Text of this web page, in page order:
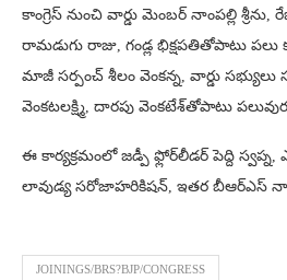
కాంగ్రెస్‌ నుంచి వార్డు మెంబర్‌ నాంపల్లి శ్రీను,
రామడుగు రాజు, గండ్ల భిక్షపతితోపాటు పలు
మాజీ సర్పంచ్‌ శీలం వెంకన్న, వార్డు
వెంకటలక్ష్మి, దారపు వెంకటేశ్‌తోపాటు
ఈ కార్యక్రమంలో జడ్పీ ఫ్లోర్‌లీడర్‌ పెద్ది
లావుడ్య సరోజాహరికిషన్‌, ఇతర బీఆర్‌ఎస్‌
JOININGS/BRS?BJP/CONGRESS